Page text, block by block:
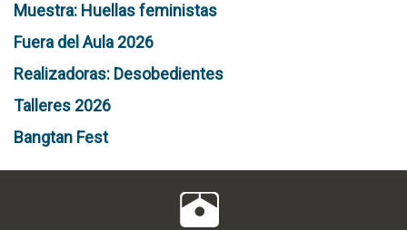
Muestra: Huellas feministas
Fuera del Aula 2026
Realizadoras: Desobedientes
Talleres 2026
Bangtan Fest